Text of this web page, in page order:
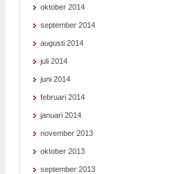
oktober 2014
september 2014
augusti 2014
juli 2014
juni 2014
februari 2014
januari 2014
november 2013
oktober 2013
september 2013